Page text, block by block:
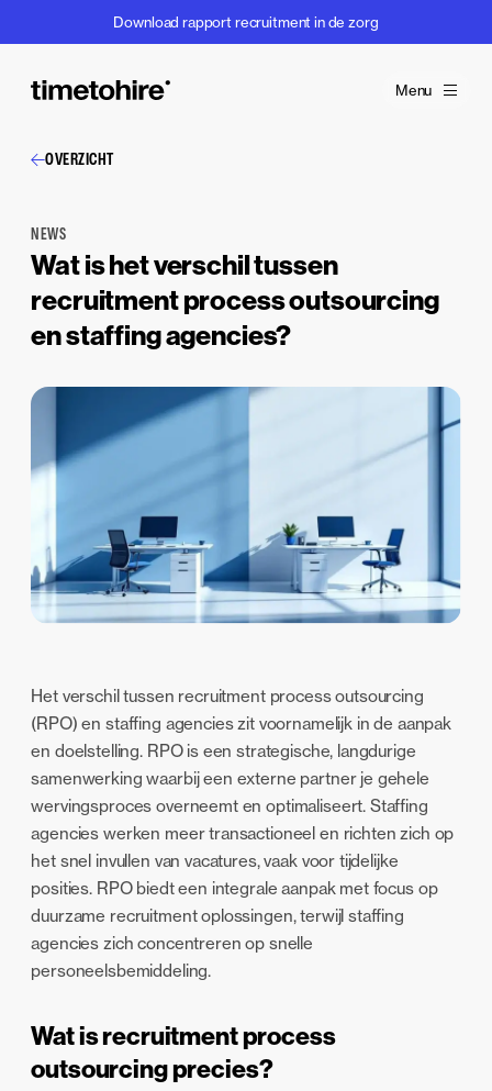
Download rapport recruitment in de zorg
Menu
OVERZICHT
NEWS
Wat is het verschil tussen
recruitment process outsourcing
en staffing agencies?
Het verschil tussen recruitment process outsourcing
(RPO) en staffing agencies zit voornamelijk in de aanpak
en doelstelling. RPO is een strategische, langdurige
samenwerking waarbij een externe partner je gehele
wervingsproces overneemt en optimaliseert. Staffing
agencies werken meer transactioneel en richten zich op
het snel invullen van vacatures, vaak voor tijdelijke
posities. RPO biedt een integrale aanpak met focus op
duurzame recruitment oplossingen, terwijl staffing
agencies zich concentreren op snelle
personeelsbemiddeling.
Wat is recruitment process
outsourcing precies?